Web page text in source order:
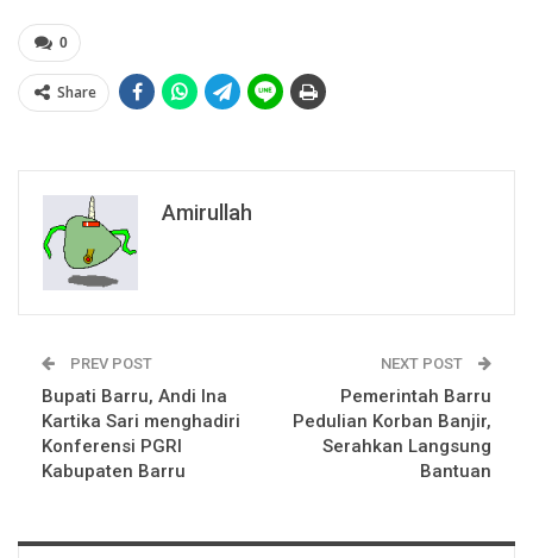
0
Share
Amirullah
PREV POST
Bupati Barru, Andi Ina
Kartika Sari menghadiri
Konferensi PGRI
Kabupaten Barru
NEXT POST
Pemerintah Barru
Pedulian Korban Banjir,
Serahkan Langsung
Bantuan